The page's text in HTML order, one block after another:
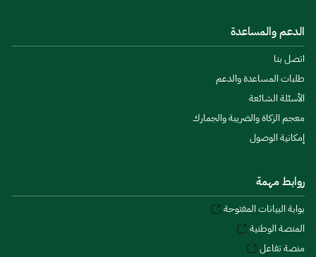
الدعم والمساعدة
اتصل بنا
طلبات المساعدة والدعم
الأسئلة الشائعة
معجم الزكاة والضريبة والجمارك
إمكانية الوصول
روابط مهمة
بوابة البيانات المفتوحة
المنصة الوطنية
منصة تفاعل